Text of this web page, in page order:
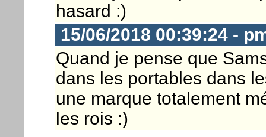
hasard :)
15/06/2018 00:39:24 -
Quand je pense que
dans les portables dans
une marque totalement
les rois :)